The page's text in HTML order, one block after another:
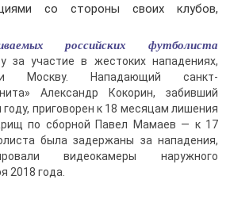
со стороны своих клубов,
российских футболиста
за участие в жестоких нападениях,
Москву. Нападающий санкт-
Александр Кокорин, забивший
приговорен к 18 месяцам лишения
по сборной Павел Мамаев — к 17
была задержаны за нападения,
видеокамеры наружного
2018 года.